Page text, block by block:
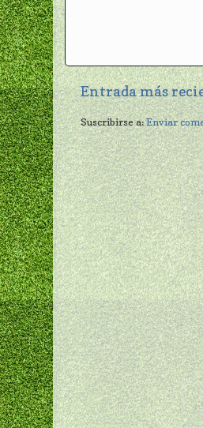
Entrada más
Suscribirse a:Enviar